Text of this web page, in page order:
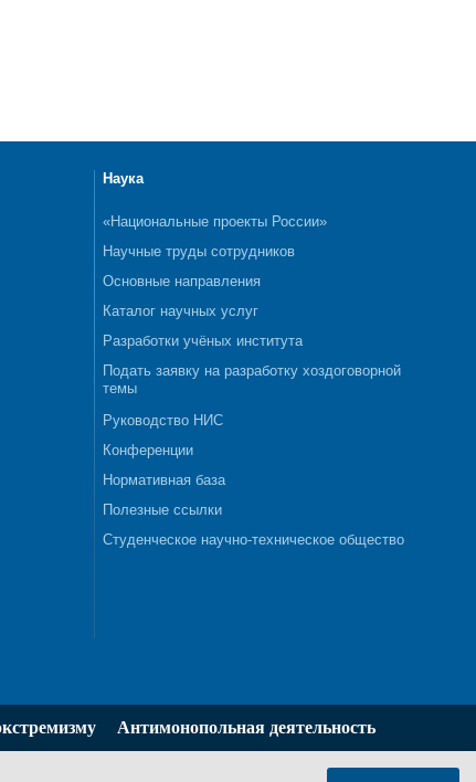
Наука
«Национальные проекты России»
Научные труды сотрудников
Основные направления
Каталог научных услуг
Разработки учёных института
Подать заявку на разработку хоздоговорной
темы
Руководство НИС
Конференции
Нормативная база
Полезные ссылки
Студенческое научно-техническое общество
Антимонопольная деятельность